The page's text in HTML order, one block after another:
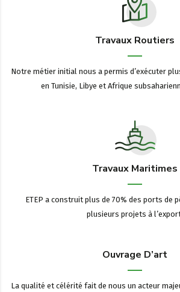
Travaux Routiers
Notre métier initial nous a permis d’exécuter
en Tunisie, Libye et Afrique
Travaux Maritimes
ETEP a construit plus de 70% des ports de
plusieurs projets à
Ouvrage D’art
La qualité et célérité fait de nous un acteur